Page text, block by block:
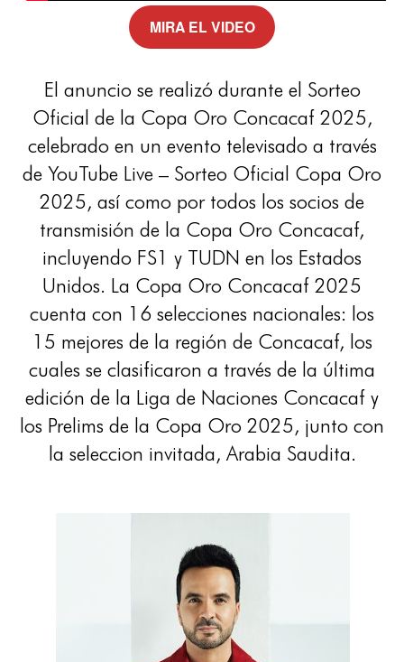
MIRA EL VIDEO
El anuncio se realizó durante el Sorteo
Oficial de la Copa Oro Concacaf 2025,
celebrado en un evento televisado a través
de YouTube Live – Sorteo Oficial Copa Oro
2025, así como por todos los socios de
transmisión de la Copa Oro Concacaf,
incluyendo FS1 y TUDN en los Estados
Unidos. La Copa Oro Concacaf 2025
cuenta con 16 selecciones nacionales: los
15 mejores de la región de Concacaf, los
cuales se clasificaron a través de la última
edición de la Liga de Naciones Concacaf y
los Prelims de la Copa Oro 2025, junto con
la seleccion invitada, Arabia Saudita.